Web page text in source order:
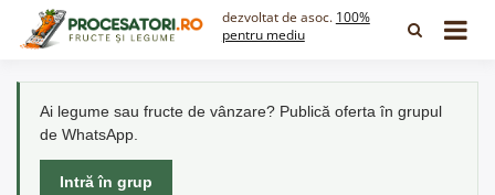
dezvoltat de asoc. 100%
pentru mediu
Ai legume sau fructe de vânzare? Publică oferta în grupul
de WhatsApp.
Intră în grup